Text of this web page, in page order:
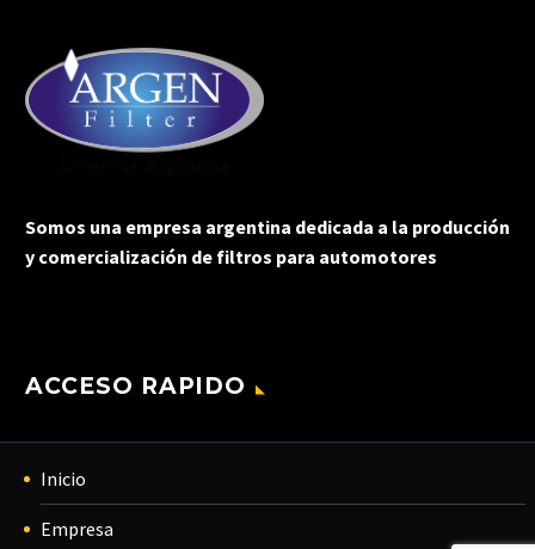
Somos una empresa argentina dedicada a la producción
y comercialización de filtros para automotores
ACCESO RAPIDO
Inicio
Empresa